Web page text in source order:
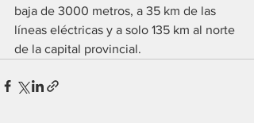
baja de 3000 metros, a 35 km de las
líneas eléctricas y a solo 135 km al norte
de la capital provincial.